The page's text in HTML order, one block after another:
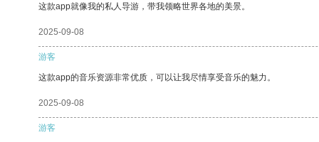
这款app就像我的私人导游，带我领略世界各地的美景。
2025-09-08
游客
这款app的音乐资源非常优质，可以让我尽情享受音乐的魅力。
2025-09-08
游客